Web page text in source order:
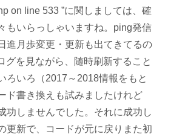
on line 533 ”に関しましては、確
もいらっしゃいますね。ping発信
進月歩変更・更新も出てきてるの
グを見ながら、随時刷新すること
ろいろ（2017～2018情報をもと
ド書き換えも試みましたけれど
功しませんでした。それに成功し
更新で、コードが元に戻りまた初